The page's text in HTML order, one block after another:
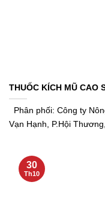
THUỐC KÍCH MŨ CAO
Phân phối: Công ty
Vạn Hạnh, P.Hội
30
Th10